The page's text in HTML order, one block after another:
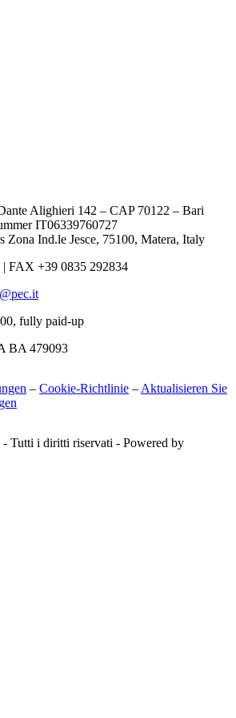
Alighieri 142 – CAP 70122 – Bari
IT06339760727
Zona Ind.le Jesce, 75100, Matera, Italy
| FAX +39 0835 292834
fully paid-up
BA 479093
– Cookie-Richtlinie – Aktualisieren Sie
Tutti i diritti riservati - Powered by